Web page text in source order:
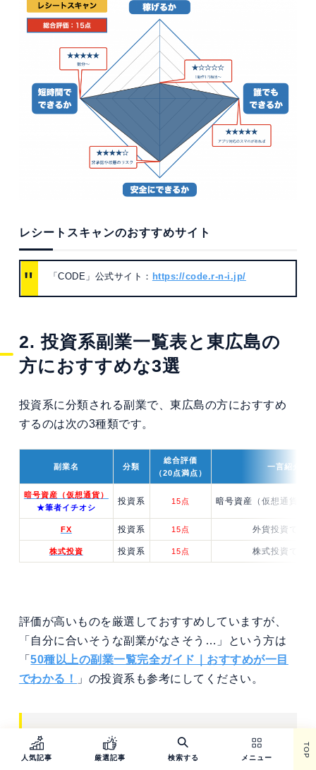
レシートスキャンのおすすめサイト
「CODE」公式サイト： https://code.r-n-i.jp/
2. 投資系副業一覧表と東広島の
方におすすめな3選
投資系に分類される副業で、東広島の方におすすめ
するのは次の3種類です。
副業名 分類
総合評価
（20点満点）
一言紹介
暗号資産（仮想通貨）
★筆者イチオシ
投資系 15点 暗号資産（仮想通貨）
FX 投資系 15点 外貨投資で稼ぐ
株式投資 投資系 15点 株式投資で稼ぐ
評価が高いものを厳選しておすすめしていますが、
「自分に合いそうな副業がなさそう…」という方は
「50種以上の副業一覧完全ガイド｜おすすめが一目
でわかる！
」の投資系も参考にしてください。
暗号資産（仮想通貨）：今最もアツい
副業！億万長者が狙える！
人気記事 厳選記事 検索する メニュー TOP